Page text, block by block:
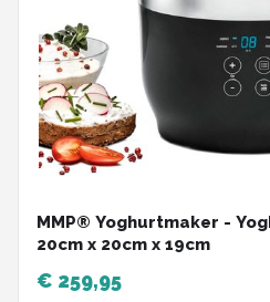
MMP® Yoghurtmaker -
‎20cm x 20cm x 19cm
€ 259,95